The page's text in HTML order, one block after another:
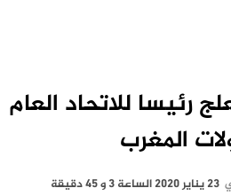
رئيسا للاتحاد العام
المغرب
23 يناير 2020 الساعة 3 و 45 دقيقة